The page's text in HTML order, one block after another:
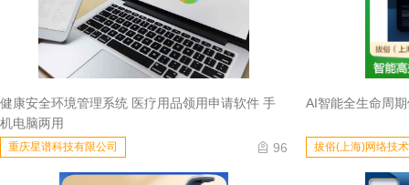
健康安全环境管理系统 医疗用品领用申请软件 手
机电脑两用
重庆星谱科技有限公司 96
AI智能全生命周
拔俗(上海)网络技